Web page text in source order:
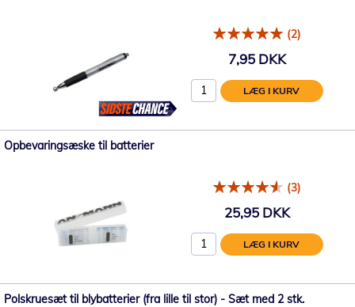
(2)
7,95 DKK
LÆG I KURV
Opbevaringsæske til batterier
(3)
25,95 DKK
LÆG I KURV
Polskruesæt til blybatterier (fra lille til stor) - Sæt med 2 stk.